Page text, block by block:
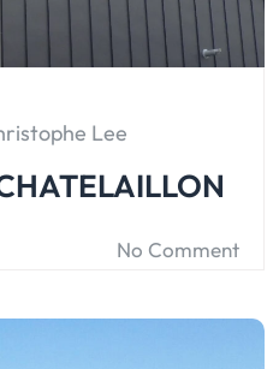
Lee
No Comment